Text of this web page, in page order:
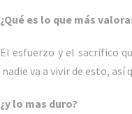
¿Qué es lo que más
El esfuerzo y el sacrifico
nadie va a vivir de esto,
¿y lo mas duro?